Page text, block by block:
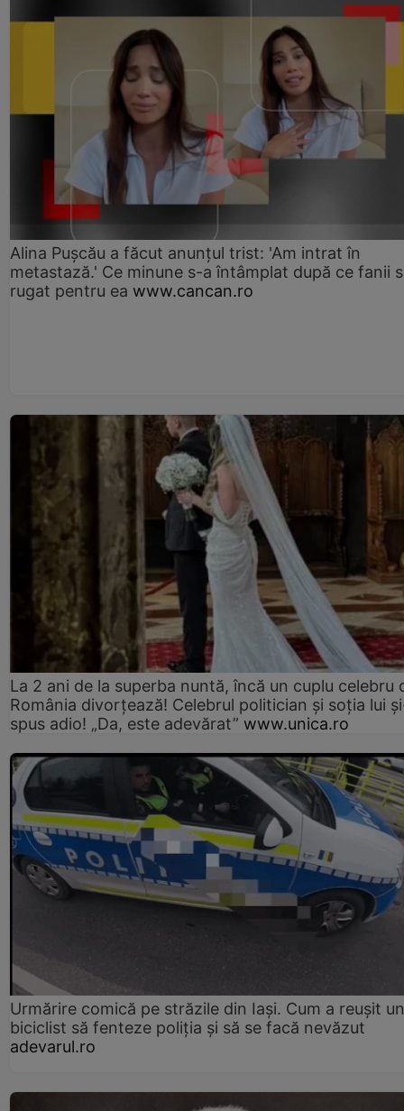
Alina Pușcău a făcut anunțul trist: 'Am intrat în
metastază.' Ce minune s-a întâmplat după ce fanii
rugat pentru ea www.cancan.ro
La 2 ani de la superba nuntă, încă un cuplu celebru
România divorțează! Celebrul politician și soția lui
spus adio! „Da, este adevărat” www.unica.ro
Urmărire comică pe străzile din Iași. Cum a reușit un
biciclist să fenteze poliția și să se facă nevăzut
adevarul.ro